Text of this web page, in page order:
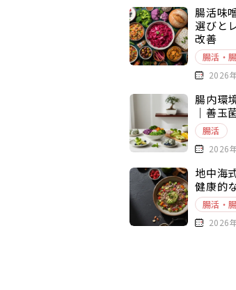
腸活味
選びと
改善
腸活・
2026
腸内環
｜善玉
腸活
2026
地中海
健康的
腸活・
2026